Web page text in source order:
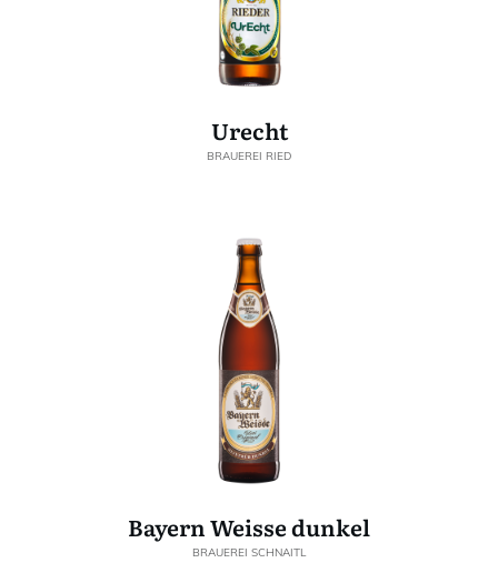
Urecht
BRAUEREI RIED
Bayern Weisse dunkel
BRAUEREI SCHNAITL